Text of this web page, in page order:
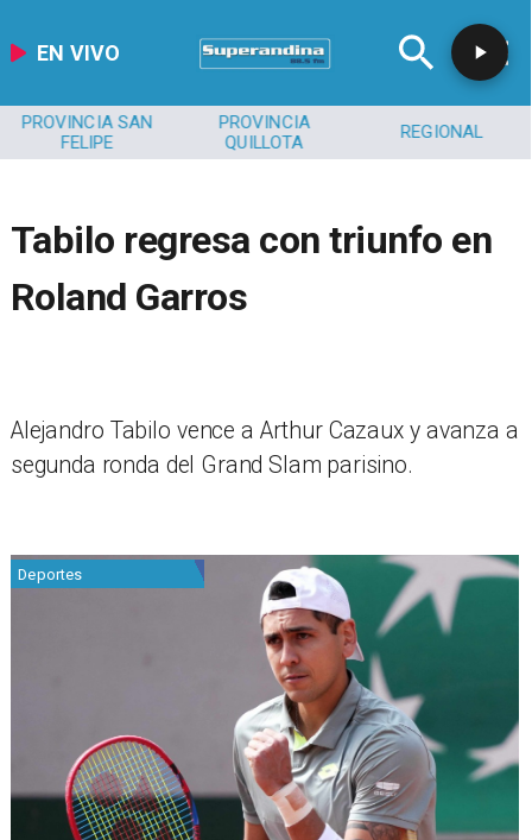
EN VIVO
PROVINCIA SAN
FELIPE
PROVINCIA
QUILLOTA
REGIONAL
Tabilo regresa con triunfo en
Roland Garros
Alejandro Tabilo vence a Arthur Cazaux y avanza a
segunda ronda del Grand Slam parisino.
Deportes